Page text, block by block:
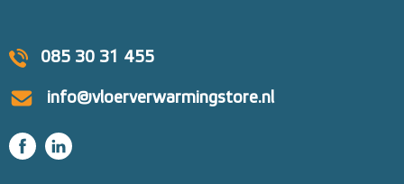
085 30 31 455
info@vloerverwarmingstore.nl